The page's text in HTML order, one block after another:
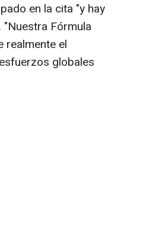
en la cita "y hay
Fórmula
realmente el
globales